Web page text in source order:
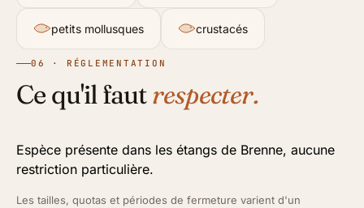
petits mollusques crustacés
06 · RÉGLEMENTATION
Ce qu'il fautrespecter.
Espèce présente dans les étangs de Brenne, aucune
restriction particulière.
Les tailles, quotas et périodes de fermeture varient d'un